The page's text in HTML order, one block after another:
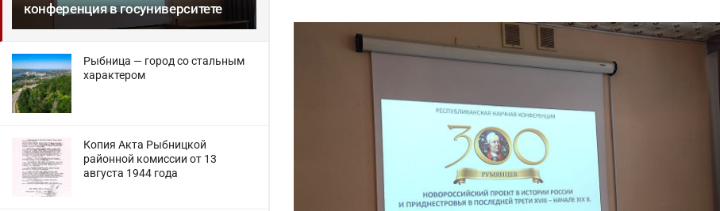
конференция в госуниверситете
Рыбница — город со стальным
характером
Копия Акта Рыбницкой
районной комиссии от 13
августа 1944 года